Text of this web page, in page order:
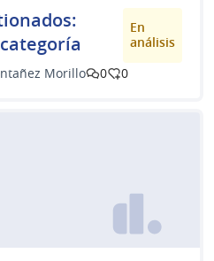
En
análisis
Morillo
0 0